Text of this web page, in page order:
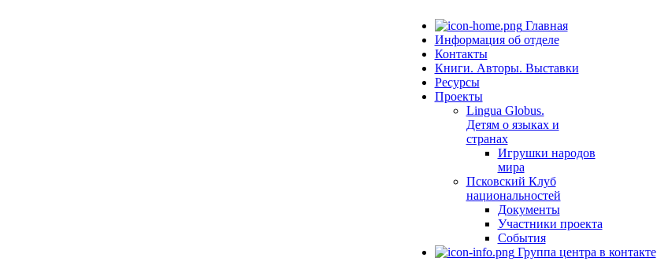
Главная
Информация об отделе
Контакты
Книги. Авторы. Выставки
Ресурсы
Проекты
Lingua Globus.
Детям о языках и
странах
Игрушки народов
мира
Псковский Клуб
национальностей
Документы
Участники проекта
События
Группа центра в контакте